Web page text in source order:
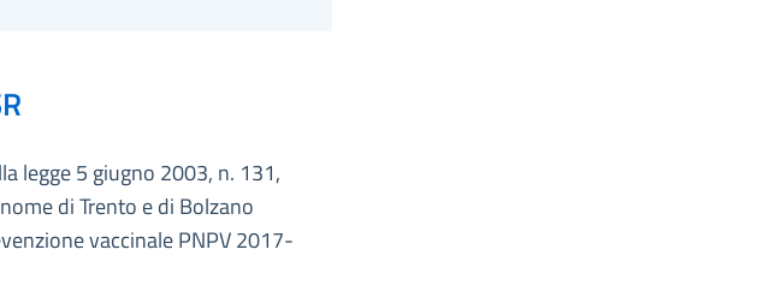
legge 5 giugno 2003, n. 131,
di Trento e di Bolzano
vaccinale PNPV 2017-